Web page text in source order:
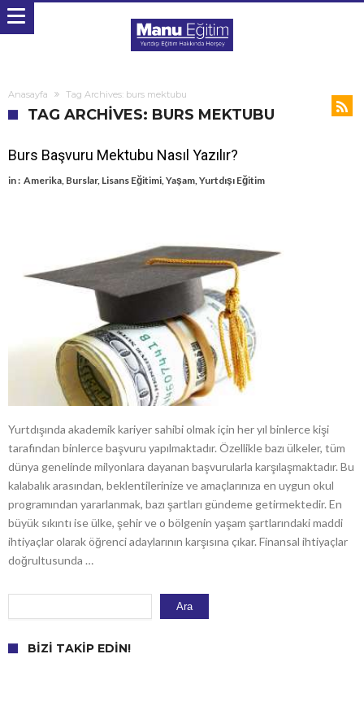
Anasayfa Tag Archives: burs mektubu
TAG ARCHIVES: BURS MEKTUBU
Burs Başvuru Mektubu Nasıl Yazılır?
in : Amerika, Burslar, Lisans Eğitimi,Yaşam,Yurtdışı Eğitim
Yurtdışında akademik kariyer sahibi olmak için her yıl binlerce kişi
tarafından binlerce başvuru yapılmaktadır. Özellikle bazı ülkeler, tüm
dünya genelinde milyonlara dayanan başvurularla karşılaşmaktadır. Bu
kalabalık arasından, beklentilerinize ve amaçlarınıza en uygun okul
programından yararlanmak, bazı şartları gündeme getirmektedir. En
büyük sıkıntı ise ülke, şehir ve o bölgenin yaşam şartlarındaki maddi
ihtiyaçlar olarak öğrenci adaylarının karşısına çıkar. Finansal ihtiyaçlar
doğrultusunda …
Ara
BIZI TAKIP EDIN!